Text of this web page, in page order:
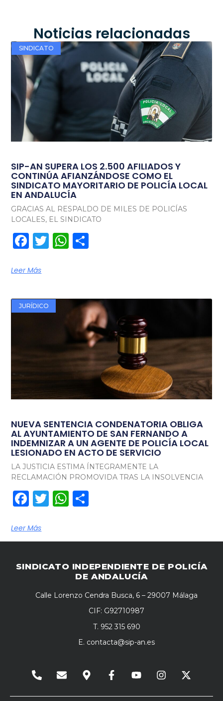
Noticias relacionadas
SINDICATO
SIP-AN SUPERA LOS 2.500 AFILIADOS Y
CONTINÚA AFIANZÁNDOSE COMO EL
SINDICATO MAYORITARIO DE POLICÍA LOCAL
EN ANDALUCÍA
GRACIAS AL RESPALDO DE MILES DE POLICÍAS
LOCALES, EL SINDICATO
Facebook
TwitterWhatsApp
Leer Más
JURÍDICO
NUEVA SENTENCIA CONDENATORIA OBLIGA
AL AYUNTAMIENTO DE SAN FERNANDO A
INDEMNIZAR A UN AGENTE DE POLICÍA LOCAL
LESIONADO EN ACTO DE SERVICIO
LA JUSTICIA ESTIMA ÍNTEGRAMENTE LA
RECLAMACIÓN PROMOVIDA TRAS LA INSOLVENCIA
Facebook
TwitterWhatsApp
Leer Más
SINDICATO INDEPENDIENTE DE POLICÍA
DE ANDALUCÍA
Calle Lorenzo Cendra Busca, 6 – 29007 Málaga
CIF: G92710987
T. 952 315 690
E. contacta@sip-an.es